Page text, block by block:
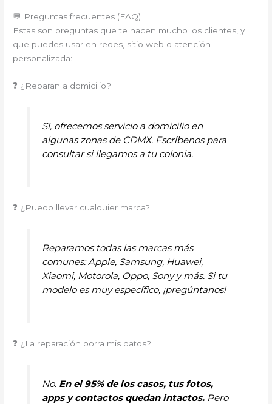
💬 Preguntas frecuentes (FAQ)
Estas son preguntas que te hacen mucho los clientes, y
que puedes usar en redes, sitio web o atención
personalizada:
❓ ¿Reparan a domicilio?
Sí, ofrecemos servicio a domicilio en
algunas zonas de CDMX. Escríbenos para
consultar si llegamos a tu colonia.
❓ ¿Puedo llevar cualquier marca?
Reparamos todas las marcas más
comunes: Apple, Samsung, Huawei,
Xiaomi, Motorola, Oppo, Sony y más. Si tu
modelo es muy específico, ¡pregúntanos!
❓ ¿La reparación borra mis datos?
No. En el 95% de los casos, tus fotos,
apps y contactos quedan intactos.Pero